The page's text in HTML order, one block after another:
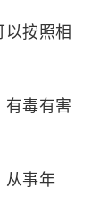
按照相
有毒有害
从事年